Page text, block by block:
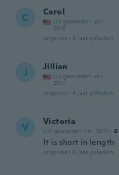
C Carol
Lid geworden van
2016
ongeveer 6 jaar geleden
J Jillian
Lid geworden van
2017
ongeveer 6 jaar geleden
V Victoria
Lid geworden van 2017 · 6
It is short in length
ongeveer 6 jaar geleden